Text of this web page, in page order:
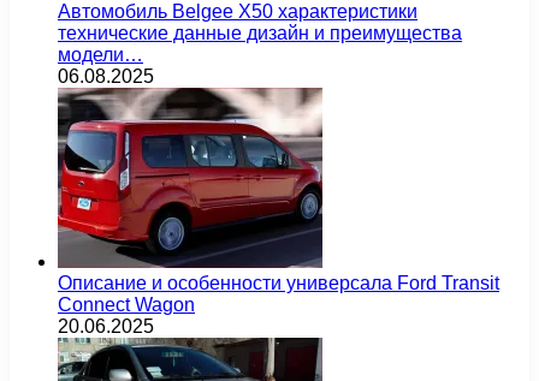
Автомобиль Belgee X50 характеристики
технические данные дизайн и преимущества
модели…
06.08.2025
Описание и особенности универсала Ford Transit
Connect Wagon
20.06.2025